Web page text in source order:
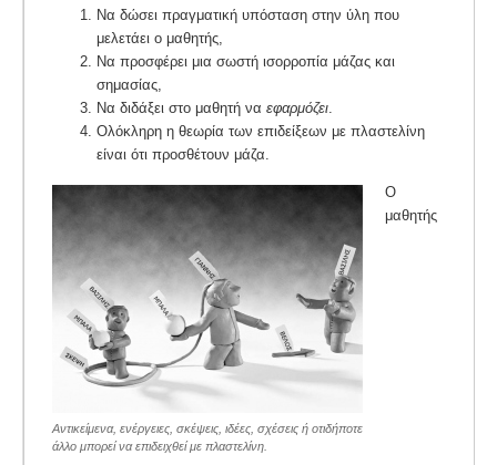
Να δώσει πραγματική υπόσταση στην ύλη που
μελετάει ο μαθητής,
Να προσφέρει μια σωστή ισορροπία μάζας και
σημασίας,
Να διδάξει στο μαθητή να εφαρμόζει.
Ολόκληρη η θεωρία των επιδείξεων με πλαστελίνη
είναι ότι προσθέτουν μάζα.
Αντικείμενα, ενέργειες, σκέψεις, ιδέες, σχέσεις ή οτιδήποτε
άλλο μπορεί να επιδειχθεί με πλαστελίνη.
Ο
μαθητής